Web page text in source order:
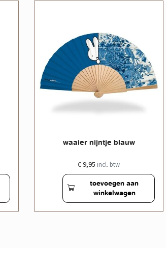
waaier nijntje blauw
€ 9,95 incl. btw
toevoegen aan
winkelwagen